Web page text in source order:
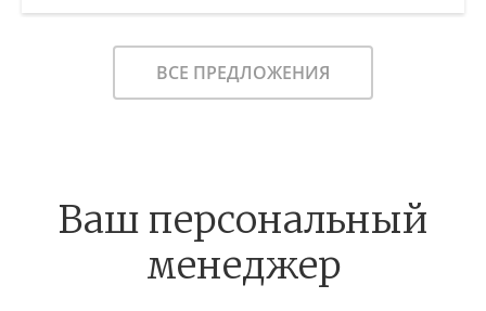
Этаж:
—/—
В ИЗБРАННОЕ
ВСЕ ПРЕДЛОЖЕНИЯ
Ваш персональный
менеджер